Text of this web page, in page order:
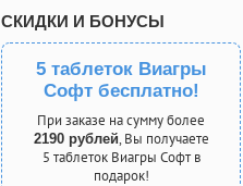
СКИДКИ И БОНУСЫ
5 таблеток Виагры
Софт бесплатно!
При заказе на сумму более
2190 рублей, Вы получаете
5 таблеток Виагры Софт в
подарок!